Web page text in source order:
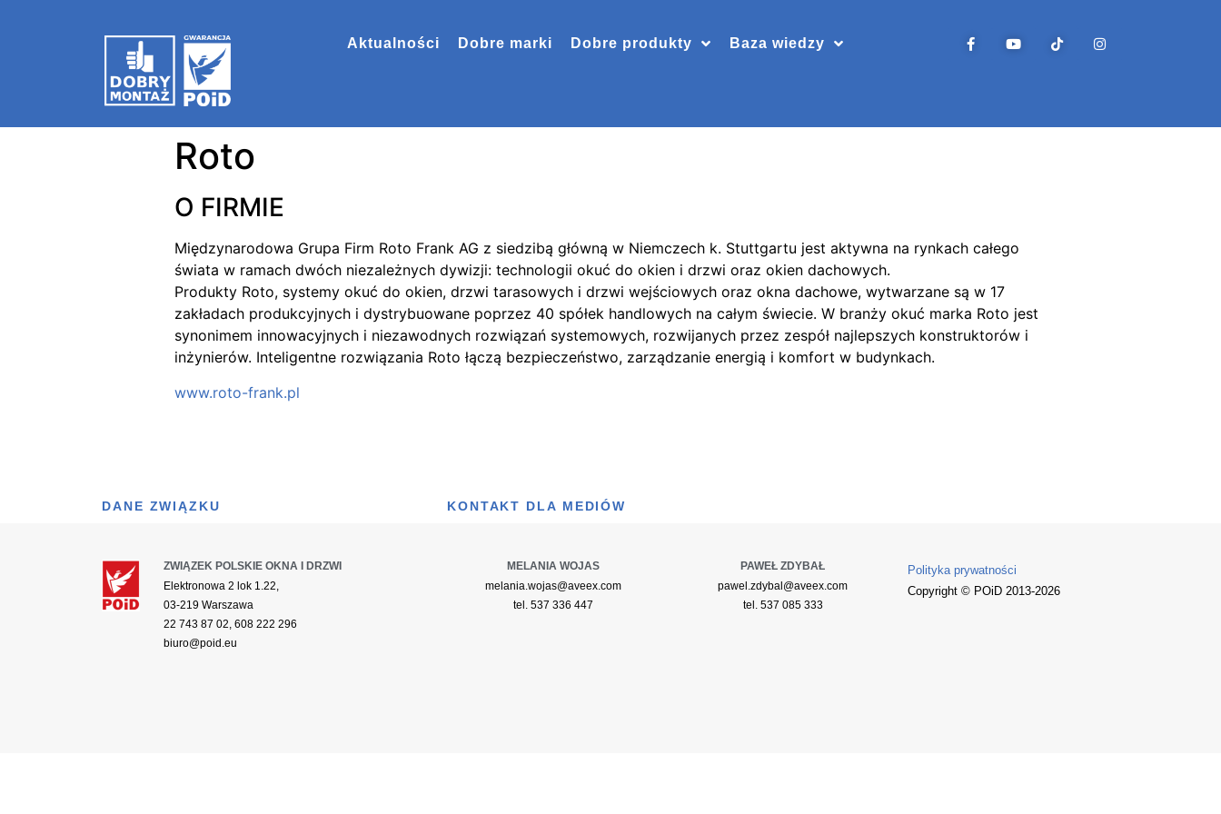
Aktualności Dobre marki Dobre produkty Baza wiedzy
Roto
O FIRMIE
Międzynarodowa Grupa Firm Roto Frank AG z siedzibą główną w Niemczech k. Stuttgartu jest aktywna na rynkach całego
świata w ramach dwóch niezależnych dywizji: technologii okuć do okien i drzwi oraz okien dachowych.
Produkty Roto, systemy okuć do okien, drzwi tarasowych i drzwi wejściowych oraz okna dachowe, wytwarzane są w 17
zakładach produkcyjnych i dystrybuowane poprzez 40 spółek handlowych na całym świecie. W branży okuć marka Roto jest
synonimem innowacyjnych i niezawodnych rozwiązań systemowych, rozwijanych przez zespół najlepszych konstruktorów i
inżynierów. Inteligentne rozwiązania Roto łączą bezpieczeństwo, zarządzanie energią i komfort w budynkach.
www.roto-frank.pl
DANE ZWIĄZKU KONTAKT DLA MEDIÓW
ZWIĄZEK POLSKIE OKNA I DRZWI
Elektronowa 2 lok 1.22,
03-219 Warszawa
22 743 87 02, 608 222 296
biuro@poid.eu
MELANIA WOJAS
melania.wojas@aveex.com
tel. 537 336 447
PAWEŁ ZDYBAŁ
pawel.zdybal@aveex.com
tel. 537 085 333
Polityka prywatności
Copyright © POiD 2013-2026